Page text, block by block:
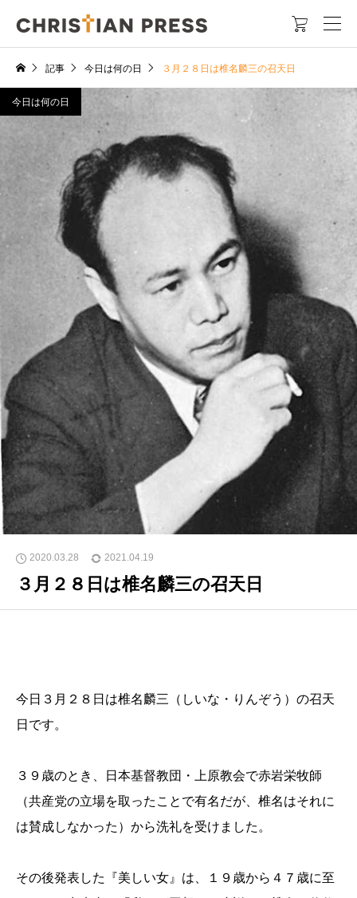

記事 今日は何の日 ３月２８日は椎名麟三の召天日
今日は何の日
2020.03.28 2021.04.19
３月２８日は椎名麟三の召天日
今日３月２８日は椎名麟三（しいな・りんぞう）の召天
日です。
３９歳のとき、日本基督教団・上原教会で赤岩栄牧師
（共産党の立場を取ったことで有名だが、椎名はそれに
は賛成しなかった）から洗礼を受けました。
その後発表した『美しい女』は、１９歳から４７歳に至